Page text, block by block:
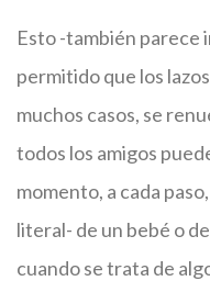
Esto -también parece
permitido que los
muchos casos, se
todos los amigos
momento, a cada
literal- de un bebé o
cuando se trata de